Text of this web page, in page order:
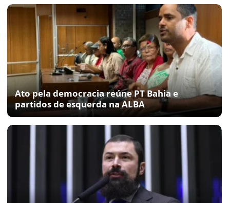
Ato pela democracia reúne PT Bahia e
partidos de esquerda na ALBA